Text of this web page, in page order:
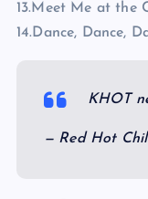
13.Meet Me at the
14.Dance, Dance,
KHOT
— Red Hot